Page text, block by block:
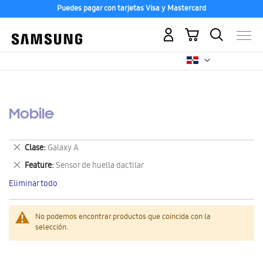
Puedes pagar con tarjetas Visa y Mastercard
Mi carrito
Mobile
No podemos encontrar productos que coincida con la
selección.
Clase Galaxy A
Eliminar
este
artículo
Feature Sensor de huella dactilar
Eliminar
este
artículo
Eliminar todo